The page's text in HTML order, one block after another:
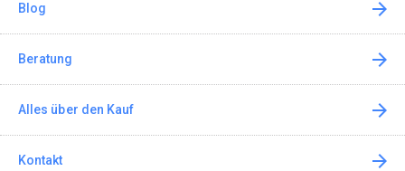
Blog
Beratung
Alles über den Kauf
Kontakt